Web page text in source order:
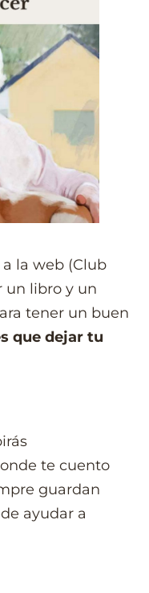
la web (Club
un libro y un
tener un buen
que dejar tu
te cuento
guardan
ayudar a